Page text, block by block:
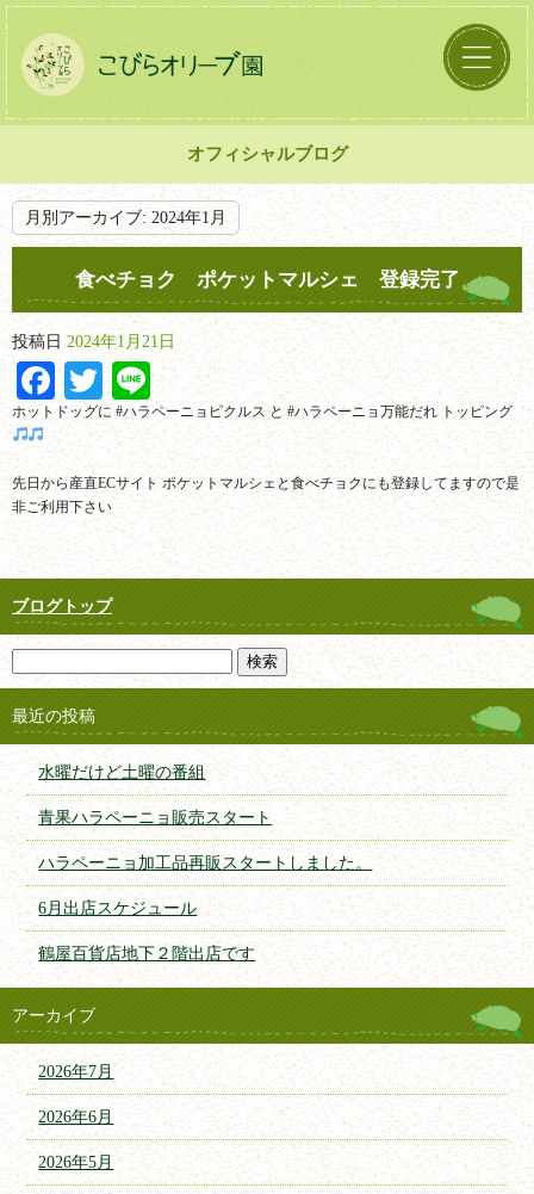
オフィシャルブログ
月別アーカイブ: 2024年1月
食べチョク ポケットマルシェ 登録完了
投稿日 2024年1月21日
Facebook
Twitter
Line
ホットドッグに #ハラペーニョピクルス と #ハラペーニョ万能だれ トッピング
先日から産直ECサイト ポケットマルシェと食べチョクにも登録してますので是
非ご利用下さい
ブログトップ
最近の投稿
水曜だけど土曜の番組
青果ハラペーニョ販売スタート
ハラペーニョ加工品再販スタートしました。
6月出店スケジュール
鶴屋百貨店地下２階出店です
アーカイブ
2026年7月
2026年6月
2026年5月